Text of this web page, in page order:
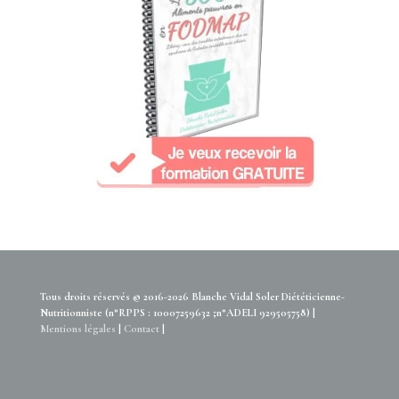
Tous droits réservés © 2016-2026 Blanche Vidal Soler Diététicienne-
Nutritionniste (n°RPPS : 10007259632 ;n°ADELI 929505758) |
Mentions légales | Contact|